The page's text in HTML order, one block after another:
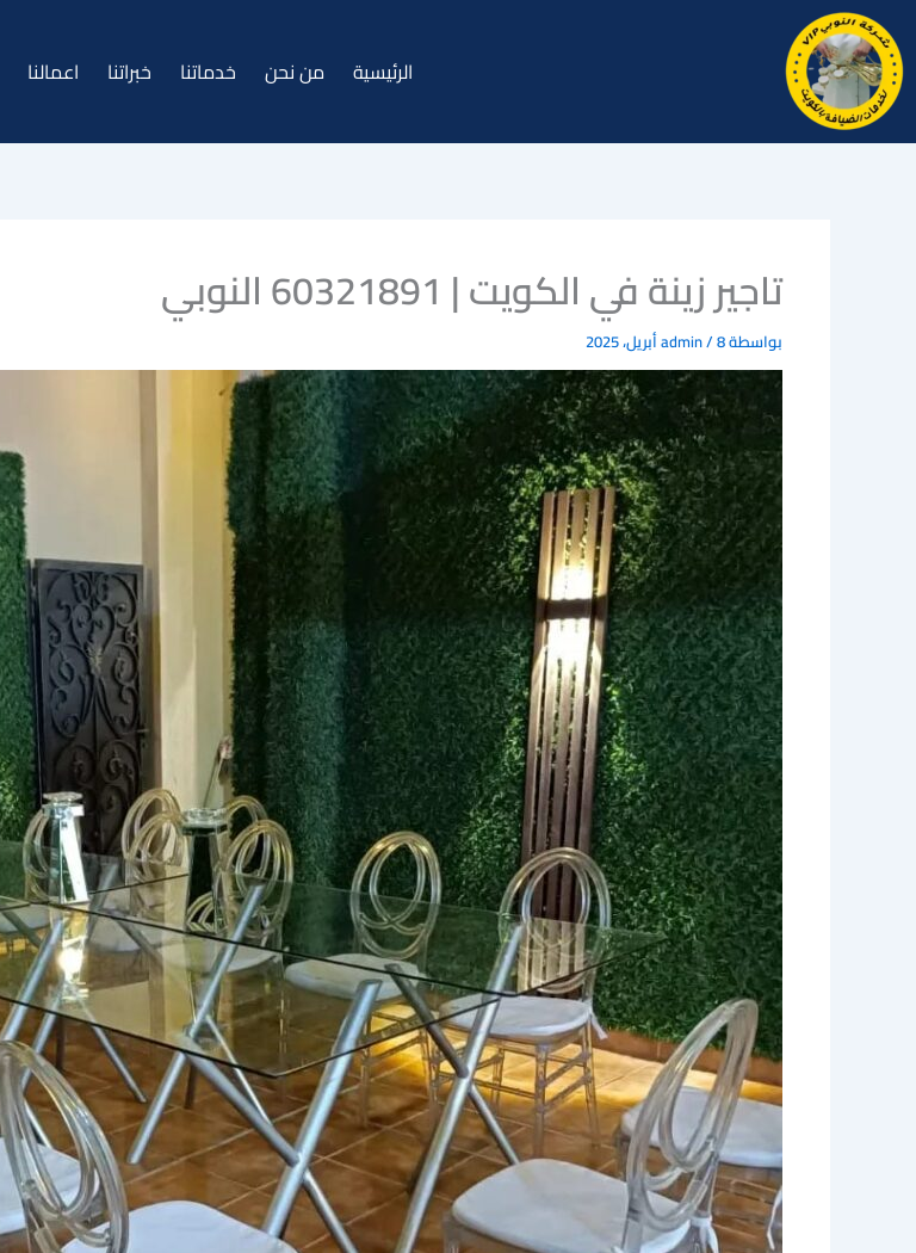
تخطي
إلى
المحتوى
الرئيسية من نحن خدماتنا خبراتنا اعمالنا
تاجير زينة في الكويت | 60321891 النوبي
بواسطة admin/8 أبريل، 2025